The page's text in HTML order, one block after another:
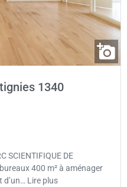
1340
SCIENTIFIQUE DE
400 m² à aménager
d’un… Lire plus